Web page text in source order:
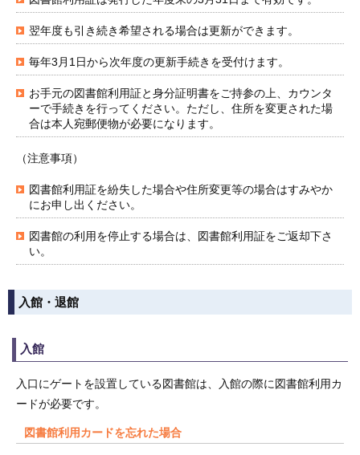
翌年度も引き続き希望される場合は更新ができます。
毎年3月1日から次年度の更新手続きを受付けます。
お手元の図書館利用証と身分証明書をご持参の上、カウンタ
ーで手続きを行ってください。ただし、住所を変更された場
合は本人宛郵便物が必要になります。
（注意事項）
図書館利用証を紛失した場合や住所変更等の場合はすみやか
にお申し出ください。
図書館の利用を停止する場合は、図書館利用証をご返却下さ
い。
入館・退館
入館
入口にゲートを設置している図書館は、入館の際に図書館利用カ
ードが必要です。
図書館利用カードを忘れた場合